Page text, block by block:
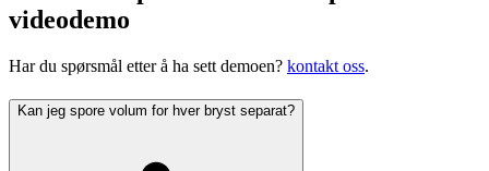
videodemo
Har du spørsmål etter å ha sett demoen? kontakt oss.
Kan jeg spore volum for hver bryst separat?